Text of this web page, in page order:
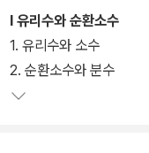
Ⅰ 유리수와 순환소수
1. 유리수와 소수
2. 순환소수와 분수